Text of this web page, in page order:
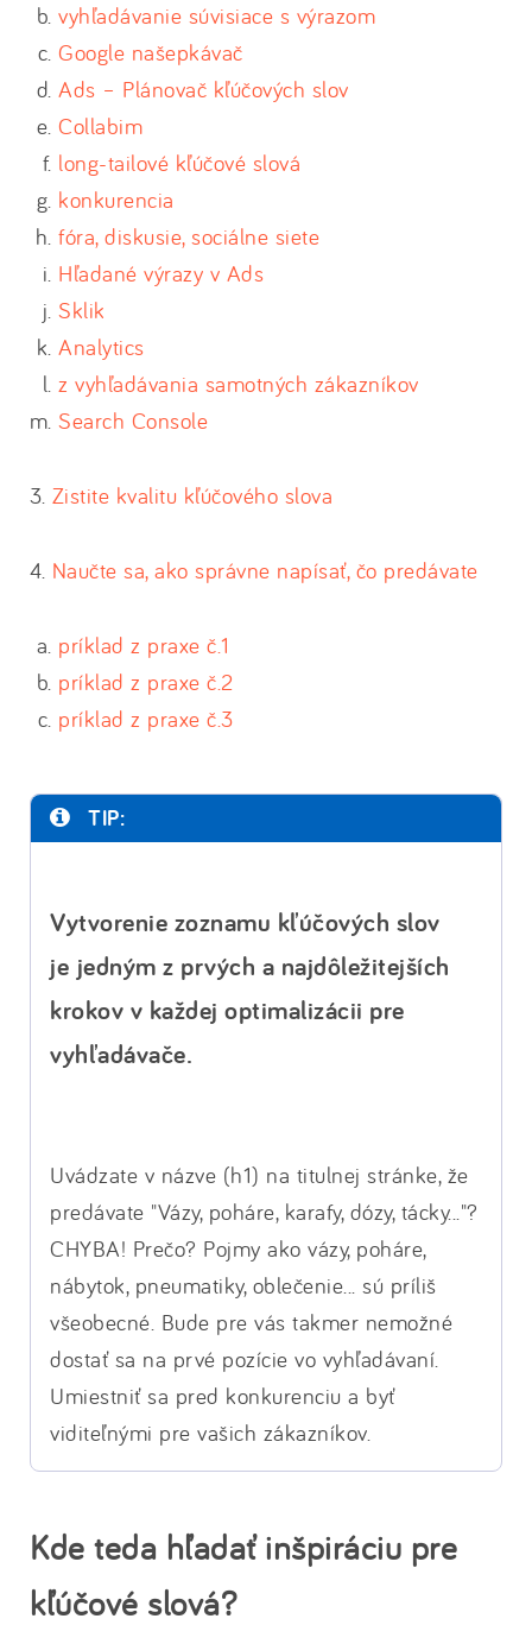
vyhľadávanie súvisiace s výrazom
Google našepkávač
Ads – Plánovač kľúčových slov
Collabim
long-tailové kľúčové slová
konkurencia
fóra, diskusie, sociálne siete
Hľadané výrazy v Ads
Sklik
Analytics
z vyhľadávania samotných zákazníkov
Search Console
3. Zistite kvalitu kľúčového slova
4. Naučte sa, ako správne napísať, čo predávate
príklad z praxe č.1
príklad z praxe č.2
príklad z praxe č.3
TIP:
Vytvorenie zoznamu kľúčových slov
je jedným z prvých a najdôležitejších
krokov v každej optimalizácii pre
vyhľadávače.
Uvádzate v názve (h1) na titulnej stránke, že
predávate "Vázy, poháre, karafy, dózy, tácky..."?
CHYBA! Prečo? Pojmy ako vázy, poháre,
nábytok, pneumatiky, oblečenie... sú príliš
všeobecné. Bude pre vás takmer nemožné
dostať sa na prvé pozície vo vyhľadávaní.
Umiestniť sa pred konkurenciu a byť
viditeľnými pre vašich zákazníkov.
Kde teda hľadať inšpiráciu pre
kľúčové slová?